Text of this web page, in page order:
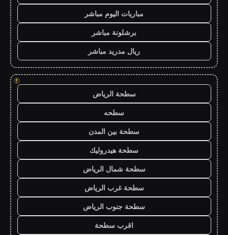
مباريات اليوم مباشر
برشلونة مباشر
ريال مدريد مباشر
!
سطحة الرياض
سطحه
سطحة بين المدن
سطحة هيدروليك
سطحة شمال الرياض
سطحة غرب الرياض
سطحة جنوب الرياض
اقرب سطحة